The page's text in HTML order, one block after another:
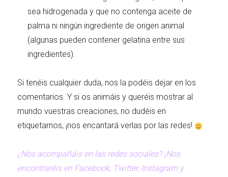
sea hidrogenada y que no contenga aceite de
palma ni ningún ingrediente de origen animal
(algunas pueden contener gelatina entre sus
ingredientes).
Si tenéis cualquier duda, nos la podéis dejar en los
comentarios. Y si os animáis y queréis mostrar al
mundo vuestras creaciones, no dudéis en
etiquetarnos, ¡nos encantará verlas por las redes!
¿Nos acompañáis en las redes sociales? ¡Nos
encontraréis en Facebook, Twitter, Instagram y